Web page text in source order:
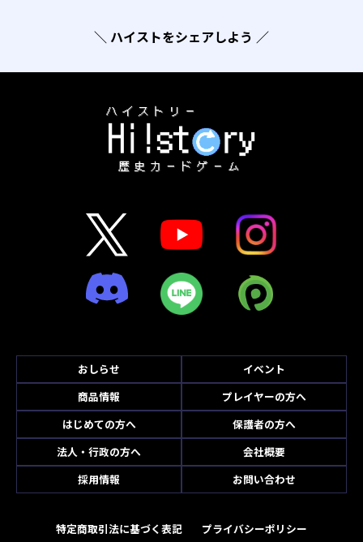
＼ ハイストをシェアしよう ／
おしらせ
イベント
商品情報
プレイヤーの方へ
はじめての方へ
保護者の方へ
法人・行政の方へ
会社概要
採用情報
お問い合わせ
特定商取引法に基づく表記 プライバシーポリシー